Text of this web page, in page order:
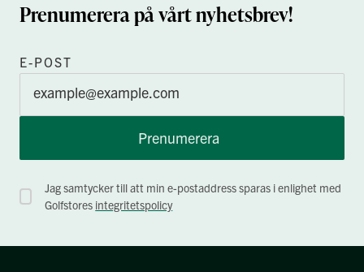
Prenumerera på vårt nyhetsbrev!
E-POST
Prenumerera
Jag samtycker till att min e-postaddress sparas i enlighet med
Golfstores integritetspolicy